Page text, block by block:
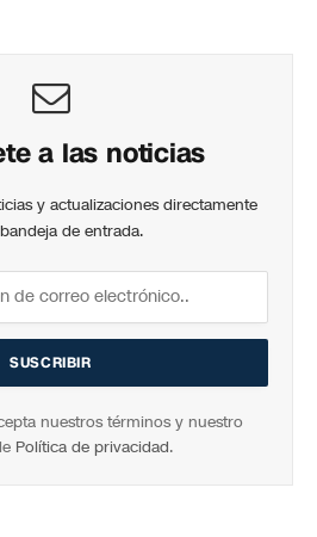
a las noticias
y actualizaciones directamente
de entrada.
nuestros términos y nuestro
Política de privacidad.